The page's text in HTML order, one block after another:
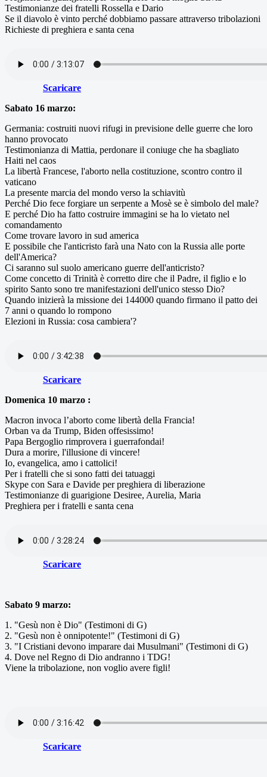
Testimonianze dei fratelli Rossella e Dario
Se il diavolo è vinto perché dobbiamo passare attraverso tribolazioni
Richieste di preghiera e santa cena
Scaricare
Sabato 16 marzo:
Germania: costruiti nuovi rifugi in previsione delle guerre che loro
hanno provocato
Testimonianza di Mattia, perdonare il coniuge che ha sbagliato
Haiti nel caos
La libertà Francese, l'aborto nella costituzione, scontro contro il
vaticano
La presente marcia del mondo verso la schiavitù
Perché Dio fece forgiare un serpente a Mosè se è simbolo del male?
E perché Dio ha fatto costruire immagini se ha lo vietato nel
comandamento
Come trovare lavoro in sud america
E possibile che l'anticristo farà una Nato con la Russia alle porte
dell'America?
Ci saranno sul suolo americano guerre dell'anticristo?
Come concetto di Trinità è corretto dire che il Padre, il figlio e lo
spirito Santo sono tre manifestazioni dell'unico stesso Dio?
Quando inizierà la missione dei 144000 quando firmano il patto dei
7 anni o quando lo rompono
Elezioni in Russia: cosa cambiera'?
Scaricare
Domenica 10 marzo :
Macron invoca l’aborto come libertà della Francia!
Orban va da Trump, Biden offesissimo!
Papa Bergoglio rimprovera i guerrafondai!
Dura a morire, l'illusione di vincere!
Io, evangelica, amo i cattolici!
Per i fratelli che si sono fatti dei tatuaggi
Skype con Sara e Davide per preghiera di liberazione
Testimonianze di guarigione Desiree, Aurelia, Maria
Preghiera per i fratelli e santa cena
Scaricare
Sabato 9 marzo:
1. "Gesù non è Dio" (Testimoni di G)
2. "Gesù non è onnipotente!" (Testimoni di G)
3. "I Cristiani devono imparare dai Musulmani" (Testimoni di G)
4. Dove nel Regno di Dio andranno i TDG!
Viene la tribolazione, non voglio avere figli!
Scaricare